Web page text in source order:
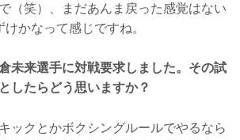
（笑）、まだあんま戻った感覚はない
かなって感じですね。
未来選手に対戦要求しました。その試
したらどう思いますか？
クとかボクシングルールでやるなら